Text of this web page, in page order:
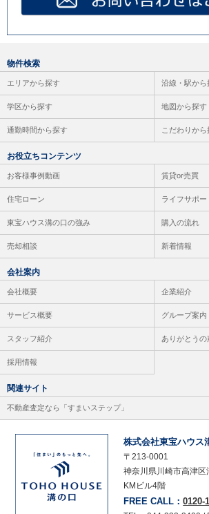
物件検索
エリアから探す 沿線・駅から
学区から探す 地図から探す
通勤時間から探す こだわりから
お役立ちコンテンツ
お客様事例動画 賃貸or売買
住宅ローン ライフサポー
東宝ハウス溝の口の強み 購入の流れ
売却相談 新着情報
会社案内
会社概要 企業紹介
サービス概要 グループ案内
スタッフ紹介 ありがとうの
採用情報
関連サイト
不動産査定なら「すまいステップ」
株式会社東宝ハウス
〒213-0001
神奈川県川崎市高津区
KMビル4階
FREE CALL：0120-